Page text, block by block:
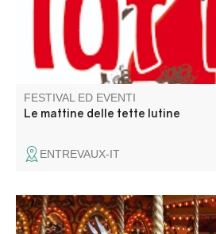
FESTIVAL ED EVENTI
Le mattine delle tette lutine
ENTREVAUX-IT
Fête patronale avec fête foraine.,